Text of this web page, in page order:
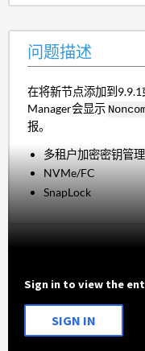
问题描述
在将新节点添加到
Manager会显示
报。
多租户加密密钥管理
NVMe/FC
SnapLock
Sign in to view the
SIGN IN